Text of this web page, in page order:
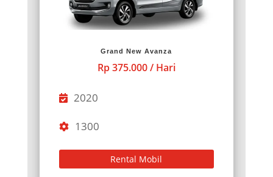
Grand New Avanza
Rp 375.000 / Hari
2020
1300
Rental Mobil